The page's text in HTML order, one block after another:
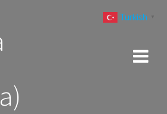
Turkish ▼